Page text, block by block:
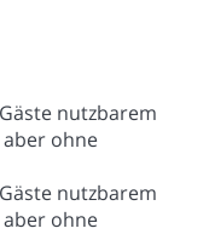
nutzbarem
ohne
nutzbarem
ohne